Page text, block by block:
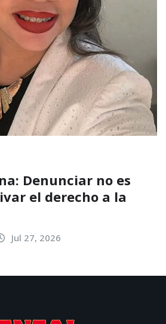
Denunciar no es
el derecho a la
Jul 27, 2026